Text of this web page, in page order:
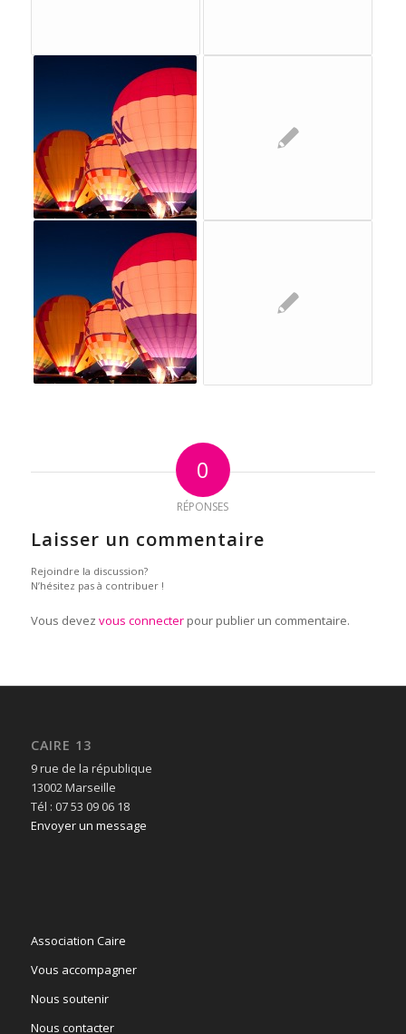
0
RÉPONSES
Laisser un commentaire
Rejoindre la discussion?
N’hésitez pas à contribuer !
Vous devez vous connecterpour publier un commentaire.
CAIRE 13
9 rue de la république
13002 Marseille
Tél : 07 53 09 06 18
Envoyer un message
Association Caire
Vous accompagner
Nous soutenir
Nous contacter